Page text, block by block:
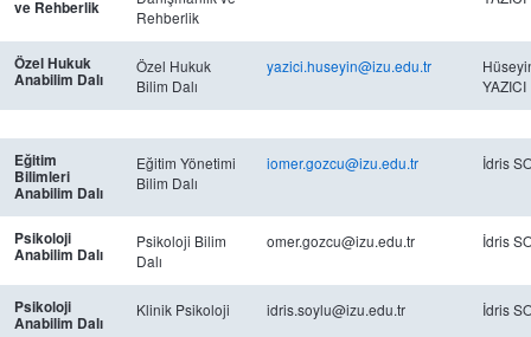
ve Rehberlik
Rehberlik
Özel Hukuk
Anabilim Dalı
Özel Hukuk
Bilim Dalı
yazici.huseyin@izu.edu.tr
YAZICI
Eğitim
Bilimleri
Anabilim Dalı
Eğitim Yönetimi
Bilim Dalı
iomer.gozcu@izu.edu.tr İdris
Psikoloji
Anabilim Dalı
Psikoloji Bilim
Dalı
omer.gozcu@izu.edu.tr İdris
Psikoloji
Anabilim Dalı
Klinik Psikoloji idris.soylu@izu.edu.tr İdris